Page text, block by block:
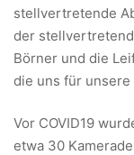
stellvertretende
der
Börner und die
die uns für unsere
Vor COVID19
etwa 30